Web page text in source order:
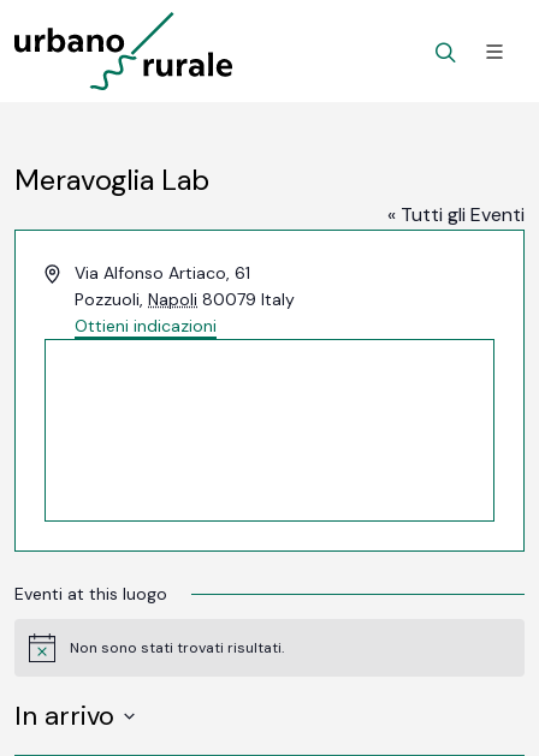
Meravoglia Lab
« Tutti gli Eventi
IndirizzoVia Alfonso Artiaco, 61
Pozzuoli, Napoli 80079 Italy
Ottieni indicazioni
Eventi at this luogo
NoticeNon sono stati trovati risultati.
In arrivo